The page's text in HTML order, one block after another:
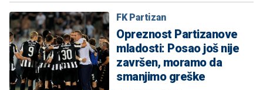
FK Partizan
Opreznost Partizanove
mladosti: Posao još nije
završen, moramo da
smanjimo greške